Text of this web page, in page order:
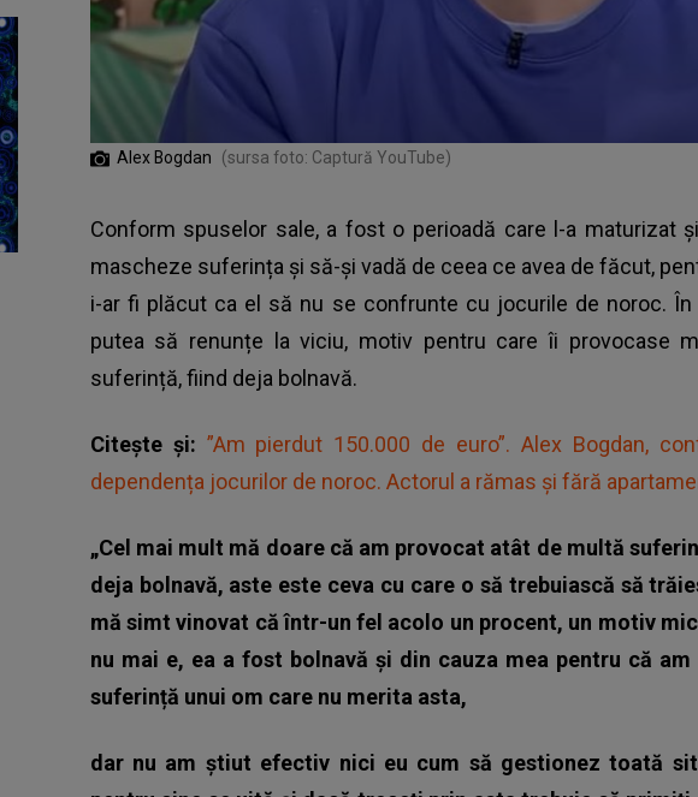
Alex Bogdan (sursa foto: Captură YouTube)
Conform spuselor sale, a fost o perioadă care l-a maturizat
mascheze suferința și să-și vadă de ceea ce avea de făcut,
i-ar fi plăcut ca el să nu se confrunte cu jocurile de noroc.
putea să renunțe la viciu, motiv pentru care îi provocase
suferință, fiind deja bolnavă.
Citește și: ”Am pierdut 150.000 de euro”. Alex Bogdan,
dependența jocurilor de noroc. Actorul a rămas și fără
„Cel mai mult mă doare că am provocat atât de multă
deja bolnavă, aste este ceva cu care o să trebuiască să
mă simt vinovat că într-un fel acolo un procent, un motiv
nu mai e, ea a fost bolnavă și din cauza mea pentru că
suferință unui om care nu merita asta,
dar nu am știut efectiv nici eu cum să gestionez toată